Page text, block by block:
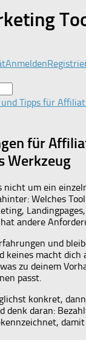
Anmelden
Tipps für
für
Werkzeug
nicht um ein
Welches
andere
und
keines macht dich
zu deinem
passt.
konkret,
denk daran: